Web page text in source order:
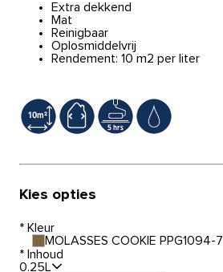
Extra dekkend
Mat
Reinigbaar
Oplosmiddelvrij
Rendement: 10 m2 per liter
Kies opties
* Kleur
MOLASSES COOKIE PPG1094-7
* Inhoud
0.25L